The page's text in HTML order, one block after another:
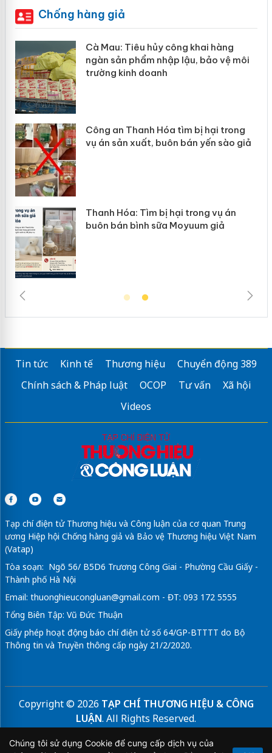
Chống hàng giả
Cà Mau: Tiêu hủy công khai hàng
ngàn sản phẩm nhập lậu, bảo vệ môi
trường kinh doanh
Công an Thanh Hóa tìm bị hại trong
vụ án sản xuất, buôn bán yến sào giả
Thanh Hóa: Tìm bị hại trong vụ án
buôn bán bình sữa Moyuum giả
Tin tức Kinh tế Thương hiệu
Chuyển động 389
Chính sách & Pháp luật
OCOP Tư vấn
Xã hội
Videos
Tạp chí điện tử Thương hiệu và Công luận của cơ quan Trung
ương Hiệp hội Chống hàng giả và Bảo vệ Thương hiệu Việt Nam
(Vatap)
Tòa soạn: Ngõ 56/ B5D6 Trương Công Giai - Phường Cầu Giấy -
Thành phố Hà Nội
Email: thuonghieucongluan@gmail.com - ĐT: 093 172 5555
Tổng Biên Tập: Vũ Đức Thuận
Giấy phép hoạt động báo chí điện tử số 64/GP-BTTTT do Bộ
Thông tin và Truyền thông cấp ngày 21/2/2020.
Copyright © 2026 TẠP CHÍ THƯƠNG HIỆU & CÔNG
LUẬN. All Rights Reserved.
Bản quyền thuộc Tạp chí Thương hiệu và Công luận. Cấm
Chúng tôi sử dụng Cookie để cung cấp dịch vụ của